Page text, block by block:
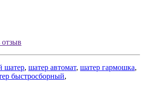
шатер, шатер автомат, шатер гармошка,
быстросборный,